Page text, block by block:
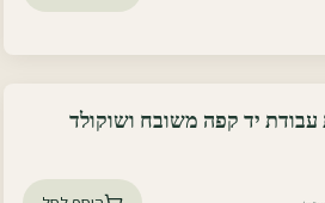
עבודת יד קפה משובח ושוקולד